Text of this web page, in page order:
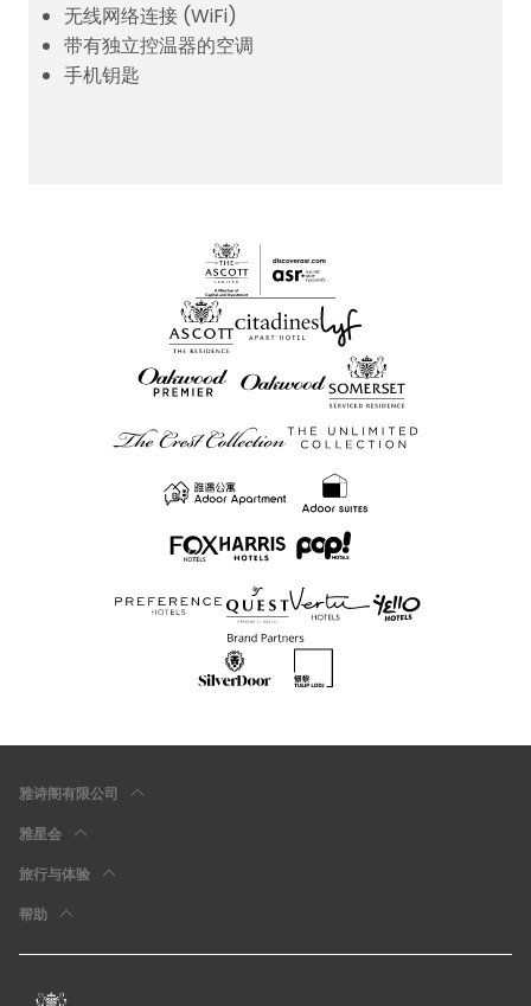
无线网络连接 (WiFi)
带有独立控温器的空调
手机钥匙
雅诗阁有限公司
雅星会
旅行与体验
帮助